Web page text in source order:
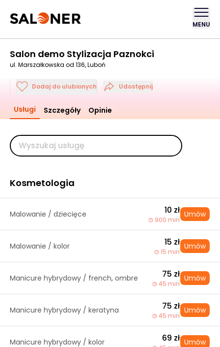
MENU
Salon demo Stylizacja Paznokci
ul. Marszałkowska od 136, Luboń
Dodaj do ulubionych Udostępnij
Usługi Szczegóły Opinie
Kosmetologia
Malowanie / dziecięce 10 zł
900 min
Umów
Malowanie / kolor 15 zł
15 min
Umów
Manicure hybrydowy / french, ombre 75 zł
45 min
Umów
Manicure hybrydowy / keratyna 75 zł
45 min
Umów
Manicure hybrydowy / kolor 69 zł Umów